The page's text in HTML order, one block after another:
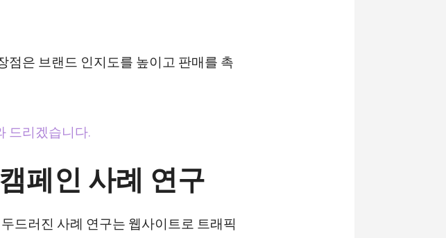
은 브랜드 인지도를 높이고 판매를 촉
드리겠습니다.
페인 사례 연구
드러진 사례 연구는 웹사이트로 트래픽